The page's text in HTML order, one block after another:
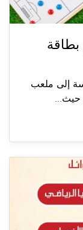
بطاقة
إلى ملعب